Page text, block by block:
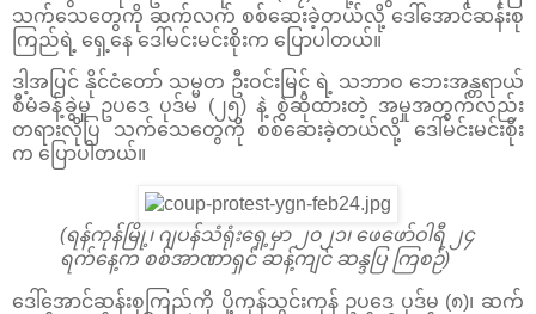
သက်သေတွေကို ဆက်လက် စစ်ဆေးခဲ့တယ်လို့ ဒေါ်အောင်ဆန်းစု
ကြည်ရဲ့ ရှေ့နေ ဒေါ်မင်းမင်းစိုးက ပြောပါတယ်။
ဒါ့အပြင် နိုင်ငံတော် သမ္မတ ဦးဝင်းမြင့် ရဲ့ သဘာဝ ဘေးအန္တရာယ်
စီမံခန့်ခွဲမှု ဥပဒေ ပုဒ်မ (၂၅) နဲ့ စွဲဆိုထားတဲ့ အမှုအတွက်လည်း
တရားလိုပြ သက်သေတွေကို စစ်ဆေးခဲ့တယ်လို့ ဒေါ်မင်းမင်းစိုး
က ပြောပါတယ်။
(ရန်ကုန်မြို့၊ ဂျပန်သံရုံးရှေ့မှာ ၂၀၂၁၊ ဖေဖော်ဝါရီ ၂၄
ရက်နေ့က စစ်အာဏာရှင် ဆန့်ကျင် ဆန္ဒပြ ကြစဉ်)
ဒေါ်အောင်ဆန်းစုကြည်ကို ပို့ကုန်သွင်းကုန် ဥပဒေ ပုဒ်မ (၈)၊ ဆက်